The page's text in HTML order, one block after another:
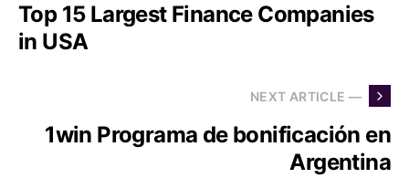
Top 15 Largest Finance Companies
in USA
NEXT ARTICLE —
1win Programa de bonificación en
Argentina